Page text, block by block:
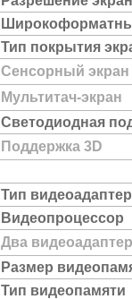
Тип покрытия
Сенсорный экран
Мультитач-экран
Светодиодная
Поддержка 3D
Тип
Видеопроцессор
Два
Размер
Тип видеопамяти